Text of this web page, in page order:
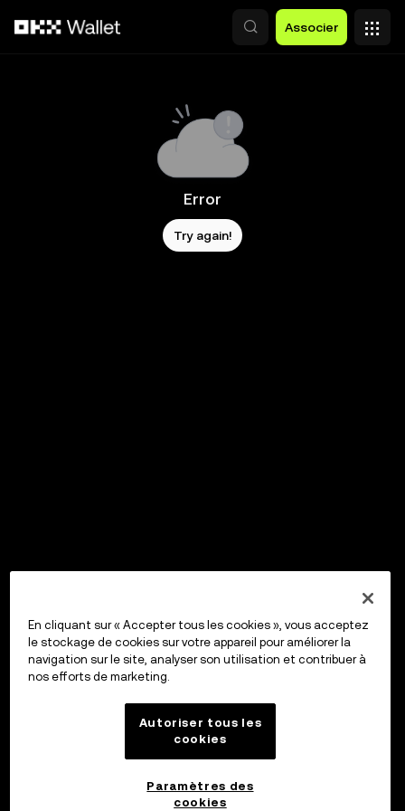
Associer
Error
Try again!
En cliquant sur « Accepter tous les cookies », vous acceptez
le stockage de cookies sur votre appareil pour améliorer la
navigation sur le site, analyser son utilisation et contribuer à
nos efforts de marketing.
Autoriser tous les
cookies
Paramètres des
cookies